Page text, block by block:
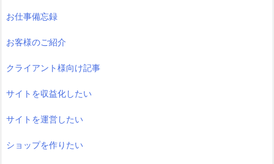
お仕事備忘録
お客様のご紹介
クライアント様向け記事
サイトを収益化したい
サイトを運営したい
ショップを作りたい